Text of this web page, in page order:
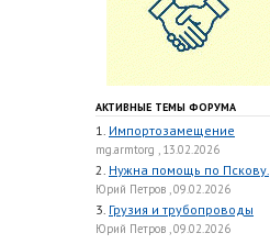
АКТИВНЫЕ ТЕМЫ ФОРУМА
1. Импортозамещение
mg.armtorg , 13.02.2026
2. Нужна помощь по Пскову.
Юрий Петров , 09.02.2026
3. Грузия и трубопроводы
Юрий Петров , 09.02.2026